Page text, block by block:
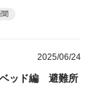
2025/06/24
ッド編 避難所